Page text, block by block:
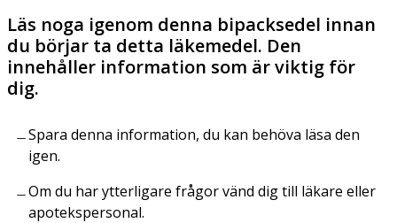
Läs noga igenom denna bipacksedel innan
du börjar ta detta läkemedel. Den
innehåller information som är viktig för
dig.
Spara denna information, du kan behöva läsa den
igen.
Om du har ytterligare frågor vänd dig till läkare eller
apotekspersonal.